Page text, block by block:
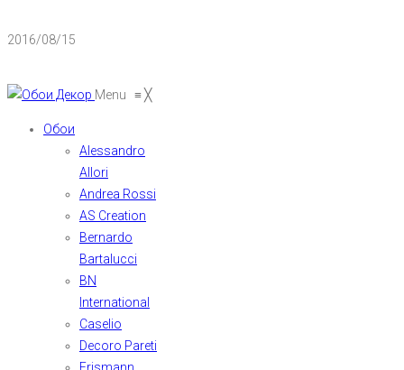
2016/08/15
Menu ≡╳
Обои
Alessandro
Allori
Andrea Rossi
AS Creation
Bernardo
Bartalucci
BN
International
Caselio
Decoro Pareti